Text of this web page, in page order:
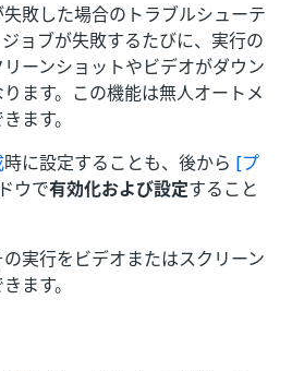
敗した場合のトラブルシューテ
ョブが失敗するたびに、実行の
ーンショットやビデオがダウン
ます。この機能は無人オートメ
ます。
時に設定することも、後から [プ
ウで有効化および設定すること
実行をビデオまたはスクリーン
ます。